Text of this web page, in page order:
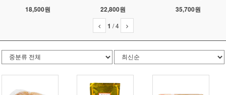
18,500원 22,800원
35,700원
1 /4